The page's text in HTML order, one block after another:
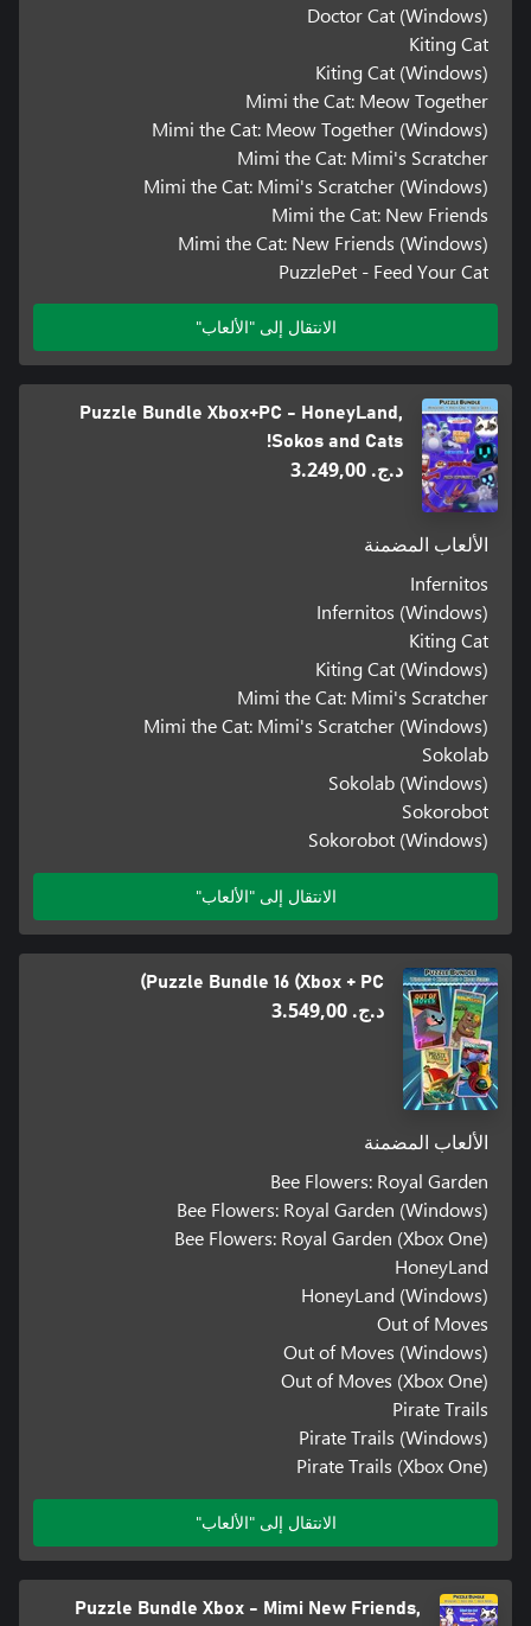
Doctor Cat (Windows)
Kiting Cat
Kiting Cat (Windows)
Mimi the Cat: Meow Together
Mimi the Cat: Meow Together (Windows)
Mimi the Cat: Mimi's Scratcher
Mimi the Cat: Mimi's Scratcher (Windows)
Mimi the Cat: New Friends
Mimi the Cat: New Friends (Windows)
PuzzlePet - Feed Your Cat
الانتقال إلى "الألعاب"
Puzzle Bundle Xbox+PC - HoneyLand,
Sokos and Cats!
د.ج.‏ 3.249,00
الألعاب المضمنة
Infernitos
Infernitos (Windows)
Kiting Cat
Kiting Cat (Windows)
Mimi the Cat: Mimi's Scratcher
Mimi the Cat: Mimi's Scratcher (Windows)
Sokolab
Sokolab (Windows)
Sokorobot
Sokorobot (Windows)
الانتقال إلى "الألعاب"
Puzzle Bundle 16 (Xbox + PC)
د.ج.‏ 3.549,00
الألعاب المضمنة
Bee Flowers: Royal Garden
Bee Flowers: Royal Garden (Windows)
Bee Flowers: Royal Garden (Xbox One)
HoneyLand
HoneyLand (Windows)
Out of Moves
Out of Moves (Windows)
Out of Moves (Xbox One)
Pirate Trails
Pirate Trails (Windows)
Pirate Trails (Xbox One)
الانتقال إلى "الألعاب"
Puzzle Bundle Xbox - Mimi New Friends,